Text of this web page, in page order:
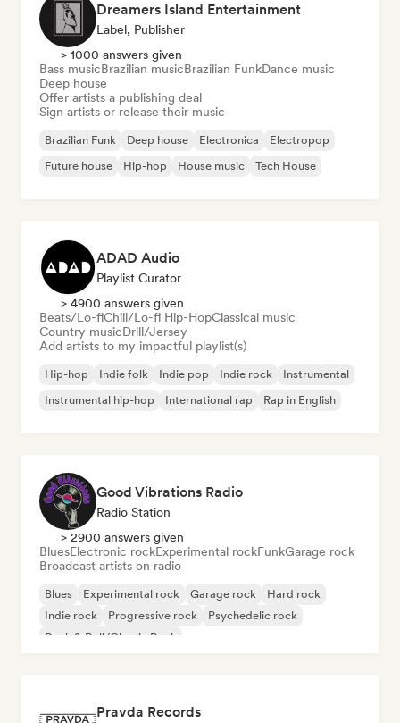
Dreamers Island Entertainment
Label, Publisher
> 1000 answers given
Bass musicBrazilian musicBrazilian FunkDance music
Deep house
Offer artists a publishing deal
Sign artists or release their music
Brazilian Funk Deep house Electronica
Electropop
Future house
Hip-hop House music Tech House
ADAD Audio
Playlist Curator
> 4900 answers given
Beats/Lo-fiChill/Lo-fi Hip-HopClassical music
Country musicDrill/Jersey
Add artists to my impactful playlist(s)
Hip-hop Indie folk Indie pop Indie rock
Instrumental
Instrumental hip-hop
International rap Rap in English
Good Vibrations Radio
Radio Station
> 2900 answers given
BluesElectronic rockExperimental rockFunkGarage rock
Broadcast artists on radio
Blues Experimental rock Garage rock
Hard rock
Indie rock
Progressive rock
Psychedelic rock
Rock & Roll/Classic Rock
Pravda Records